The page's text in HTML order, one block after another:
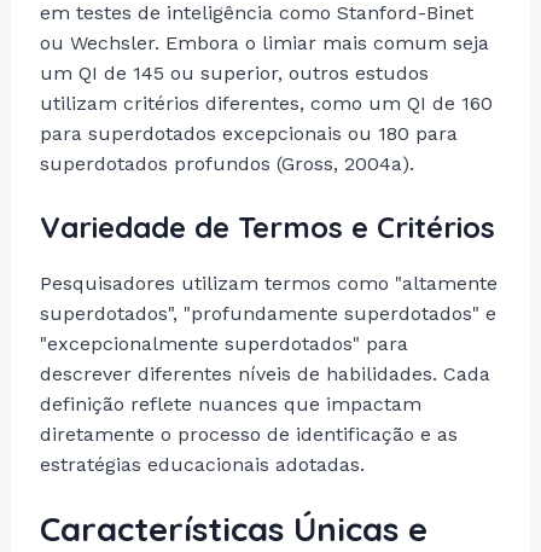
em testes de inteligência como Stanford-Binet
ou Wechsler. Embora o limiar mais comum seja
um QI de 145 ou superior, outros estudos
utilizam critérios diferentes, como um QI de 160
para superdotados excepcionais ou 180 para
superdotados profundos (Gross, 2004a).
Variedade de Termos e Critérios
Pesquisadores utilizam termos como "altamente
superdotados", "profundamente superdotados" e
"excepcionalmente superdotados" para
descrever diferentes níveis de habilidades. Cada
definição reflete nuances que impactam
diretamente o processo de identificação e as
estratégias educacionais adotadas.
Características Únicas e